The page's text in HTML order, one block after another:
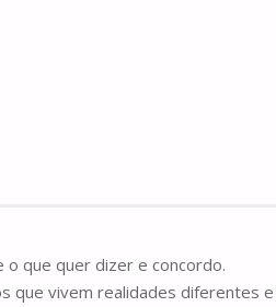
que quer dizer e concordo.
que vivem realidades diferentes